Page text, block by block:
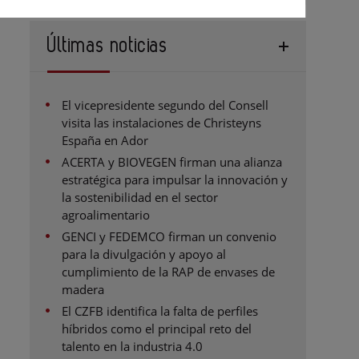
Últimas noticias
El vicepresidente segundo del Consell
visita las instalaciones de Christeyns
España en Ador
ACERTA y BIOVEGEN firman una alianza
estratégica para impulsar la innovación y
la sostenibilidad en el sector
agroalimentario
GENCI y FEDEMCO firman un convenio
para la divulgación y apoyo al
cumplimiento de la RAP de envases de
madera
El CZFB identifica la falta de perfiles
híbridos como el principal reto del
talento en la industria 4.0